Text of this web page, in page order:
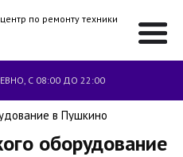
по ремонту техники
С 08:00 ДО 22:00
в Пушкино
оборудование